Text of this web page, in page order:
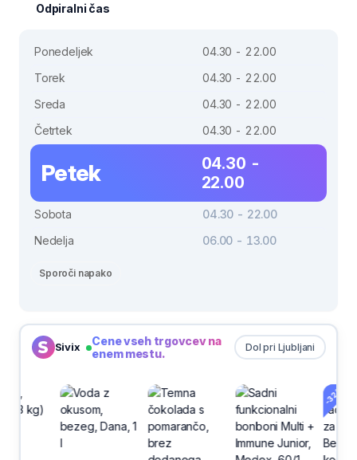
Odpiralni čas
Ponedeljek
04.30 - 22.00
Torek
04.30 - 22.00
Sreda
04.30 - 22.00
Četrtek
04.30 - 22.00
Petek
04.30 -
22.00
Sobota
04.30 - 22.00
Nedelja
06.00 - 13.00
Sporoči napako
Sivix Dol pri Ljubljani
Cene vseh trgovcev na
enem mestu.
-32%